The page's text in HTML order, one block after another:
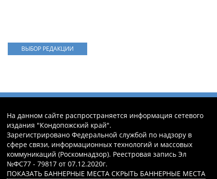
ВЫБОР РЕДАКЦИИ
На данном сайте распространяется информация сетевого
издания "Кондопожский край".
Зарегистрировано Федеральной службой по надзору в
сфере связи, информационных технологий и массовых
коммуникаций (Роскомнадзор). Реестровая запись Эл
№ФС77 - 79817 от 07.12.2020г.
ПОКАЗАТЬ БАННЕРНЫЕ МЕСТА СКРЫТЬ БАННЕРНЫЕ МЕСТА